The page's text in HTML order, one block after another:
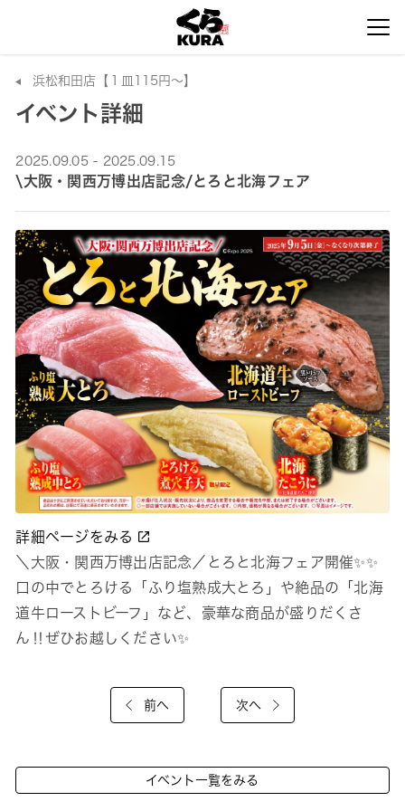
浜松和田店【１皿115円～】
イベント詳細
2025.09.05 - 2025.09.15
\大阪・関西万博出店記念/とろと北海フェア
詳細ページをみる
＼大阪・関西万博出店記念／とろと北海フェア開催✨✨
口の中でとろける「ふり塩熟成大とろ」や絶品の「北海
道牛ローストビーフ」など、豪華な商品が盛りだくさ
ん‼ぜひお越しください✨
前へ 次へ
イベント一覧をみる